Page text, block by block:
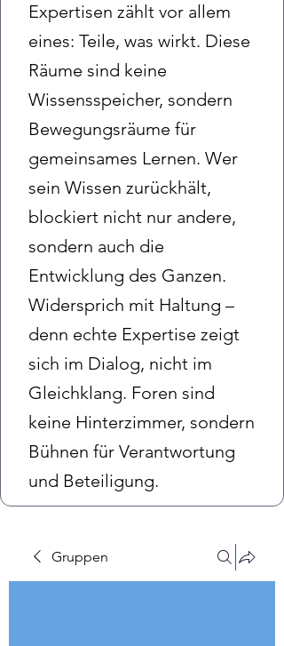
Expertisen zählt vor allem
eines: Teile, was wirkt. Diese
Räume sind keine
Wissensspeicher, sondern
Bewegungsräume für
gemeinsames Lernen. Wer
sein Wissen zurückhält,
blockiert nicht nur andere,
sondern auch die
Entwicklung des Ganzen.
Widersprich mit Haltung –
denn echte Expertise zeigt
sich im Dialog, nicht im
Gleichklang. Foren sind
keine Hinterzimmer, sondern
Bühnen für Verantwortung
und Beteiligung.
Gruppen